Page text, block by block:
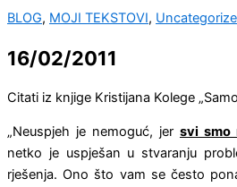
BLOG, MOJI TEKSTOVI,
16/02/2011
Citati iz knjige Kristijana Kolege
„Neuspjeh je nemoguć, jer svi smo
netko je uspješan u stvaranju
rješenja. Ono što vam se često